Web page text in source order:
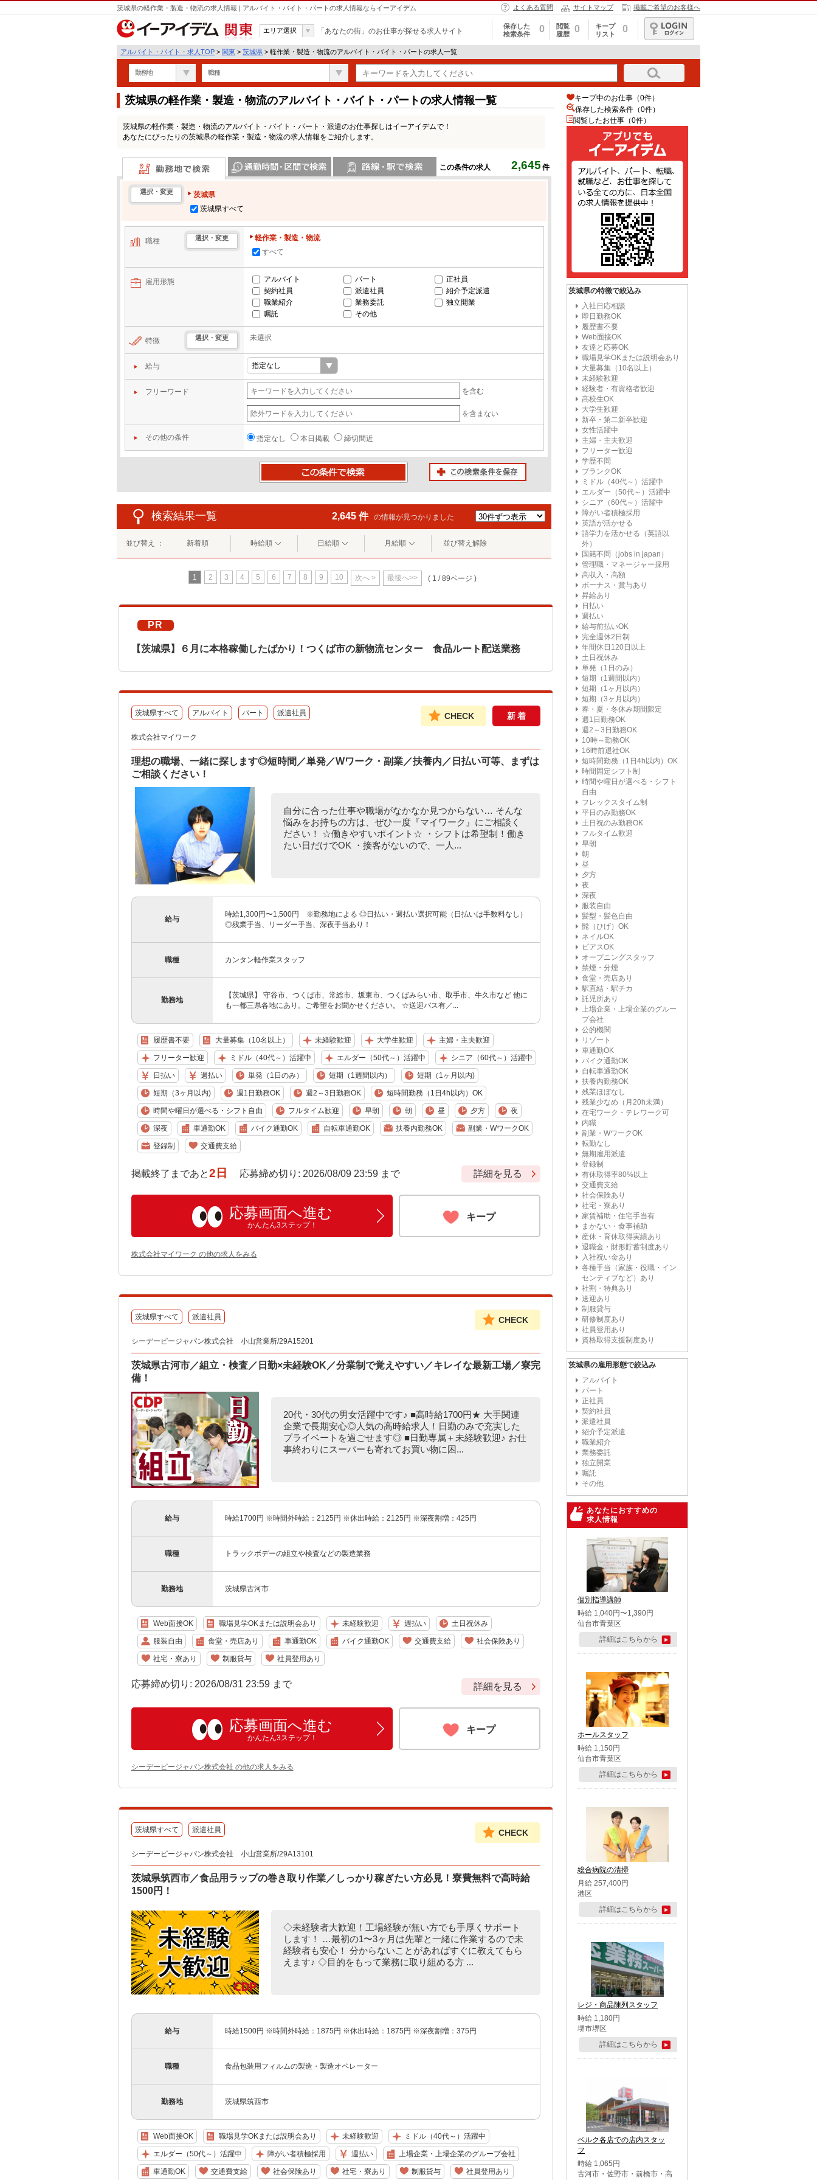
茨城県の軽作業・製造・物流の求人情報 | アルバイト・バイト・パートの求人情報ならイーアイデム よくある質問 サイトマップ 掲載ご希望のお客様へ
関東
エリア選択 「あなたの街」のお仕事が探せる求人サイト
保存した
検索条件
0
閲覧
履歴
0
キープ
リスト
0
ログイン
アルバイト・バイト・求人TOP > 関東 > 茨城県 > 軽作業・製造・物流のアルバイト・バイト・パートの求人一覧
勤務地 職種
茨城県の軽作業・製造・物流のアルバイト・バイト・パートの求人情報一覧
茨城県の軽作業・製造・物流のアルバイト・バイト・パート・派遣のお仕事探しはイーアイデムで！
あなたにぴったりの茨城県の軽作業・製造・物流の求人情報をご紹介します。
この条件の求人 2,645 件
勤務地で検索
選択・変更
茨城県
茨城県すべて
職種 選択・変更
軽作業・製造・物流
すべて
雇用形態 アルバイト パート
正社員
契約社員
派遣社員
紹介予定派遣
職業紹介
業務委託
独立開業
嘱託
その他
特徴 選択・変更 未選択
給与
フリーワード を含む
を含まない
その他の条件 指定なし 本日掲載 締切間近
検索結果一覧 2,645 件 の情報が見つかりました
並び替え ： 新着順 時給順 日給順 月給順 並び替え解除
1 2 3 4 5 6 7 8 9 10 次へ > 最後へ>> ( 1 / 89ページ )
PR
【茨城県】６月に本格稼働したばかり！つくば市の新物流センター 食品ルート配送業務
茨城県すべて アルバイト パート 派遣社員 CHECK 新着
株式会社マイワーク
理想の職場、一緒に探します◎短時間／単発／Wワーク・副業／扶養内／日払い可等、まずは
ご相談ください！
自分に合った仕事や職場がなかなか見つからない… そんな
悩みをお持ちの方は、ぜひ一度『マイワーク』にご相談く
ださい！ ☆働きやすいポイント☆ ・シフトは希望制！働き
たい日だけでOK ・接客がないので、一人...
給与
時給1,300円〜1,500円 ※勤務地による ◎日払い・週払い選択可能（日払いは手数料なし）
◎残業手当、リーダー手当、深夜手当あり！
職種 カンタン軽作業スタッフ
勤務地
【茨城県】 守谷市、つくば市、常総市、坂東市、つくばみらい市、取手市、牛久市など 他に
も一都三県各地にあり。ご希望をお聞かせください。 ☆送迎バス有／...
履歴書不要 大量募集（10名以上） 未経験歓迎 大学生歓迎 主婦・主夫歓迎
フリーター歓迎 ミドル（40代～）活躍中 エルダー（50代～）活躍中 シニア（60代～）活躍中
日払い 週払い 単発（1日のみ） 短期（1週間以内） 短期（1ヶ月以内)
短期（3ヶ月以内) 週1日勤務OK 週2～3日勤務OK 短時間勤務（1日4h以内）OK
時間や曜日が選べる・シフト自由 フルタイム歓迎 早朝 朝 昼 夕方 夜
深夜 車通勤OK バイク通勤OK 自転車通勤OK 扶養内勤務OK 副業・WワークOK
登録制 交通費支給
掲載終了まであと2日 応募締め切り: 2026/08/09 23:59 まで 詳細を見る
応募画面へ進む
かんたん3ステップ！
キープ
株式会社マイワーク の他の求人をみる
茨城県すべて 派遣社員 CHECK
シーデーピージャパン株式会社 小山営業所/29A15201
茨城県古河市／組立・検査／日勤×未経験OK／分業制で覚えやすい／キレイな最新工場／寮完
備！
20代・30代の男女活躍中です♪ ■高時給1700円★ 大手関連
企業で長期安心◎人気の高時給求人！日勤のみで充実した
プライベートを過ごせます◎ ■日勤専属＋未経験歓迎♪ お仕
事終わりにスーパーも寄れてお買い物に困...
給与 時給1700円 ※時間外時給：2125円 ※休出時給：2125円 ※深夜割増：425円
職種 トラックボデーの組立や検査などの製造業務
勤務地 茨城県古河市
Web面接OK 職場見学OKまたは説明会あり 未経験歓迎 週払い 土日祝休み
服装自由 食堂・売店あり 車通勤OK バイク通勤OK 交通費支給 社会保険あり
社宅・寮あり 制服貸与 社員登用あり
応募締め切り: 2026/08/31 23:59 まで 詳細を見る
応募画面へ進む
かんたん3ステップ！
キープ
シーデーピージャパン株式会社 の他の求人をみる
茨城県すべて 派遣社員 CHECK
シーデーピージャパン株式会社 小山営業所/29A13101
茨城県筑西市／食品用ラップの巻き取り作業／しっかり稼ぎたい方必見！寮費無料で高時給
1500円！
◇未経験者大歓迎！工場経験が無い方でも手厚くサポート
します！ …最初の1〜3ヶ月は先輩と一緒に作業するので未
経験者も安心！ 分からないことがあればすぐに教えてもら
えます♪ ◇目的をもって業務に取り組める方 ...
給与 時給1500円 ※時間外時給：1875円 ※休出時給：1875円 ※深夜割増：375円
職種 食品包装用フィルムの製造・製造オペレーター
勤務地 茨城県筑西市
Web面接OK 職場見学OKまたは説明会あり 未経験歓迎 ミドル（40代～）活躍中
エルダー（50代～）活躍中 障がい者積極採用 週払い 上場企業・上場企業のグループ会社
車通勤OK 交通費支給 社会保険あり 社宅・寮あり 制服貸与 社員登用あり
キープ中のお仕事（0件）
保存した検索条件（0件）
閲覧したお仕事（0件）
茨城県の特徴で絞込み
入社日応相談
即日勤務OK
履歴書不要
Web面接OK
友達と応募OK
職場見学OKまたは説明会あり
大量募集（10名以上）
未経験歓迎
経験者・有資格者歓迎
高校生OK
大学生歓迎
新卒・第二新卒歓迎
女性活躍中
主婦・主夫歓迎
フリーター歓迎
学歴不問
ブランクOK
ミドル（40代～）活躍中
エルダー（50代～）活躍中
シニア（60代～）活躍中
障がい者積極採用
英語が活かせる
語学力を活かせる（英語以
外）
国籍不問（jobs in japan）
管理職・マネージャー採用
高収入・高額
ボーナス・賞与あり
昇給あり
日払い
週払い
給与前払いOK
完全週休2日制
年間休日120日以上
土日祝休み
単発（1日のみ）
短期（1週間以内）
短期（1ヶ月以内）
短期（3ヶ月以内）
春・夏・冬休み期間限定
週1日勤務OK
週2～3日勤務OK
10時～勤務OK
16時前退社OK
短時間勤務（1日4h以内）OK
時間固定シフト制
時間や曜日が選べる・シフト
自由
フレックスタイム制
平日のみ勤務OK
土日祝のみ勤務OK
フルタイム歓迎
早朝
朝
昼
夕方
夜
深夜
服装自由
髪型・髪色自由
髭（ひげ）OK
ネイルOK
ピアスOK
オープニングスタッフ
禁煙・分煙
食堂・売店あり
駅直結・駅チカ
託児所あり
上場企業・上場企業のグルー
プ会社
公的機関
リゾート
車通勤OK
バイク通勤OK
自転車通勤OK
扶養内勤務OK
残業ほぼなし
残業少なめ（月20h未満）
在宅ワーク・テレワーク可
内職
副業・WワークOK
転勤なし
無期雇用派遣
登録制
有休取得率80%以上
交通費支給
社会保険あり
社宅・寮あり
家賃補助・住宅手当有
まかない・食事補助
産休・育休取得実績あり
退職金・財形貯蓄制度あり
入社祝い金あり
各種手当（家族・役職・イン
センティブなど）あり
社割・特典あり
送迎あり
制服貸与
研修制度あり
社員登用あり
資格取得支援制度あり
茨城県の雇用形態で絞込み
アルバイト
パート
正社員
契約社員
派遣社員
紹介予定派遣
職業紹介
業務委託
独立開業
嘱託
その他
あなたにおすすめの
求人情報
個別指導講師
時給 1,040円〜1,390円
仙台市青葉区
詳細はこちらから
ホールスタッフ
時給 1,150円
仙台市青葉区
詳細はこちらから
総合病院の清掃
月給 257,400円
港区
詳細はこちらから
レジ・商品陳列スタッフ
時給 1,180円
堺市堺区
詳細はこちらから
ベルク各店での店内スタッ
フ
時給 1,065円
古河市・佐野市・前橋市・高